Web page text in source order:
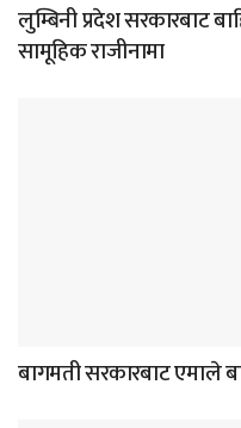
लुम्बिनी प्रदेश सरकारबाट
सामूहिक राजीनामा
बागमती सरकारबाट एमाले